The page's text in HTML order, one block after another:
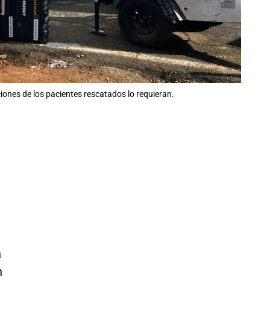
de los pacientes rescatados lo requieran.